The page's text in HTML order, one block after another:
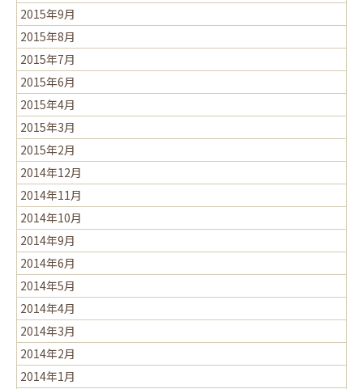
2015年9月
2015年8月
2015年7月
2015年6月
2015年4月
2015年3月
2015年2月
2014年12月
2014年11月
2014年10月
2014年9月
2014年6月
2014年5月
2014年4月
2014年3月
2014年2月
2014年1月